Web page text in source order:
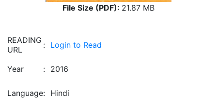
File Size (PDF): 21.87 MB
READING
URL
: Login to Read
Year : 2016
Language: Hindi